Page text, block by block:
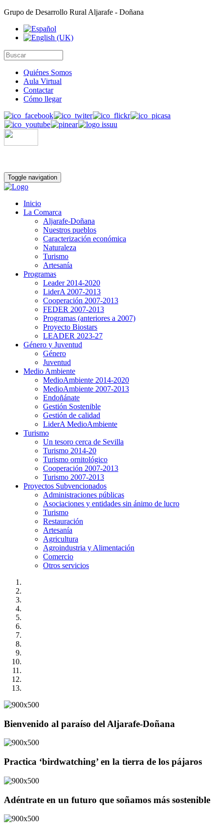
Grupo de Desarrollo Rural Aljarafe - Doñana
Quiénes Somos
Aula Virtual
Contactar
Cómo llegar
Toggle navigation
Inicio
La Comarca
Aljarafe-Doñana
Nuestros pueblos
Caracterización económica
Naturaleza
Turismo
Artesanía
Programas
Leader 2014-2020
LiderA 2007-2013
Cooperación 2007-2013
FEDER 2007-2013
Programas (anteriores a 2007)
Proyecto Biostars
LEADER 2023-27
Género y Juventud
Género
Juventud
Medio Ambiente
MedioAmbiente 2014-2020
MedioAmbiente 2007-2013
Endoñánate
Gestión Sostenible
Gestión de calidad
LiderA MedioAmbiente
Turismo
Un tesoro cerca de Sevilla
Turismo 2014-20
Turismo ornitológico
Cooperación 2007-2013
Turismo 2007-2013
Proyectos Subvencionados
Administraciones públicas
Asociaciones y entidades sin ánimo de lucro
Turismo
Restauración
Artesanía
Agricultura
Agroindustria y Alimentación
Comercio
Otros servicios
Bienvenido al paraíso del Aljarafe-Doñana
Practica ‘birdwatching’ en la tierra de los pájaros
Adéntrate en un futuro que soñamos más sostenible